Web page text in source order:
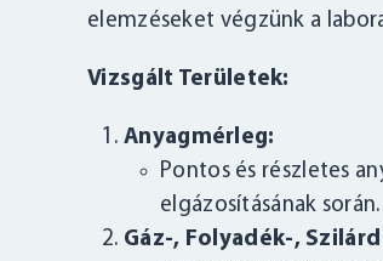
elemzéseket végzünk a
Vizsgált Területek:
Anyagmérleg:
Pontos és részletes
elgázosításának során.
Gáz-, Folyadék-,